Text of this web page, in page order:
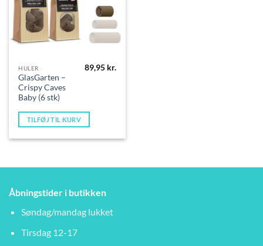
HULER
GlasGarten –
Crispy Caves
Baby (6 stk)
89,95 kr.
TILFØJ TIL KURV
Åbningstider i butikken
Søndag/mandag lukket
Tirsdag 12-17